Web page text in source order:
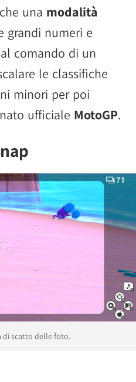
una modalità
grandi numeri e
comando di un
le classifiche
minori per poi
ufficiale MotoGP.
di scatto delle foto.